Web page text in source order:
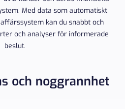
Med data som automatiskt
kan du snabbt och
och analyser för informerade
beslut.
och noggrannhet